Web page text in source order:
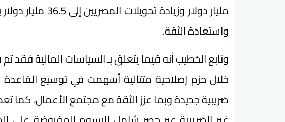
مليار دولار وزيادة
واستعادة الثقة.
وتابع الخطيب أنه فيما يتعلق بـ السياسات المالية
ضريبية جديدة وبما عزز الثقة مع مجتمع الأعمال، كما